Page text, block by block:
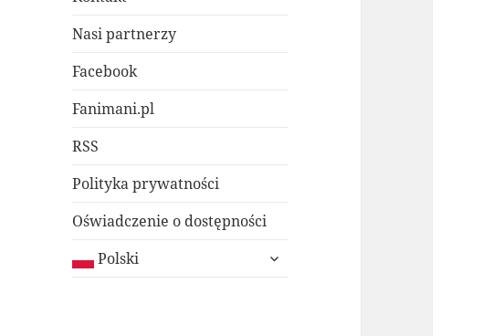
Nasi partnerzy
Facebook
Fanimani.pl
RSS
Polityka prywatności
Oświadczenie o dostępności
Polski
rozwiń